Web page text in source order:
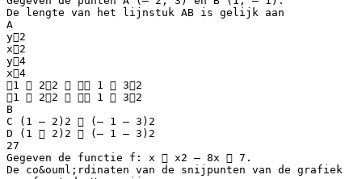
De lengte van het lijnstuk AB is gelijk aan
A
y2
x2
y4
x4
1  22   1  32
1  22   1  32
B
C (1 – 2)2  (– 1 – 3)2
D (1  2)2  (– 1 – 3)2
27
Gegeven de functie f: x  x2 – 8x  7.
De co&ouml;rdinaten van de snijpunten van de grafiek